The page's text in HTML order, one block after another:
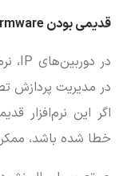
قدیمی بودن Firmware یا خطای نرم ‌افزاری
در مدیریت پردازش
اگر این نرم‌افزار
خطا شده باشد،